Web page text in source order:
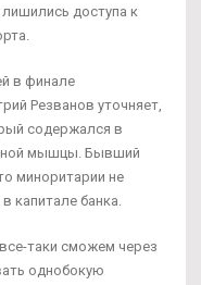
доступа к
в финале
Резванов уточняет,
содержался в
мышцы. Бывший
миноритарии не
капитале банка.
таки сможем через
однобокую